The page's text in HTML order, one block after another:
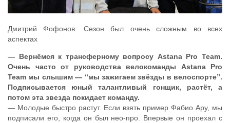
Дмитрий Фофонов: Сезон был очень сложным во всех
аспектах
— Вернёмся к трансферному вопросу Astana Pro Team.
Очень часто от руководства велокоманды Astana Pro
Team мы слышим — “мы зажигаем звёзды в велоспорте”.
Подписывается юный талантливый гонщик, растёт, а
потом эта звезда покидает команду.
— Молодые быстро растут. Если взять пример Фабио Ару, мы
подписали его, когда он был нео-про. Впервые он проехал с